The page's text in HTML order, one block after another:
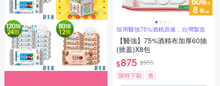
採用醫強75%酒精原液，台灣製造
【醫強】75%酒精布加厚60抽
(掀蓋)X8包
$875 $955
限時下殺
券